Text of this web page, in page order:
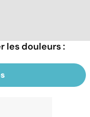
les douleurs :